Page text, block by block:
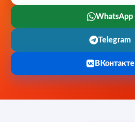
WhatsApp
Telegram
ВКонтакте